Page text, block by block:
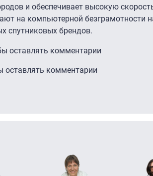
и обеспечивает высокую
на компьютерной безграмотности
спутниковых брендов.
оставлять комментарии
оставлять комментарии